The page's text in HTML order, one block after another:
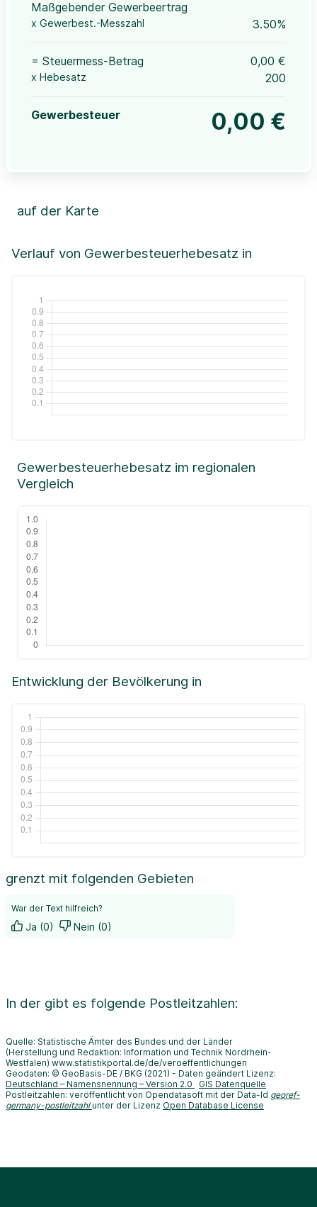
Maßgebender Gewerbeertrag
x Gewerbest.-Messzahl 3.50%
= Steuermess-Betrag 0,00 €
x Hebesatz 200
Gewerbesteuer 0,00 €
Verlauf von Gewerbesteuerhebesatz in
auf der Karte
+
Leaflet|©OpenStreetMap, ©CartoDB,
Entwicklung der Bevölkerung in
Gewerbesteuerhebesatz im regionalen
Vergleich
grenzt mit folgenden Gebieten
War der Text hilfreich?
Ja (0) Nein (0)
In der gibt es folgende Postleitzahlen:
Quelle: Statistische Ämter des Bundes und der Länder
(Herstellung und Redaktion: Information und Technik Nordrhein-
Westfalen) www.statistikportal.de/de/veroeffentlichungen
Geodaten: © GeoBasis-DE / BKG (2021) - Daten geändert Lizenz:
Deutschland – Namensnennung – Version 2.0
GIS Datenquelle
Postleitzahlen: veröffentlicht von Opendatasoft mit der Data-Id georef-
germany-postleitzahl unter der Lizenz Open Database License